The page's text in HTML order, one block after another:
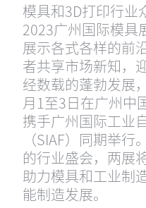
模具和3D打印行业
2023广州国际模具
展示各式各样的前
者共享市场新知，
经数载的蓬勃发展
月1至3日在广州中
携手广州国际工业
（SIAF）同期举
的行业盛会，两展
助力模具和工业制
能制造发展。